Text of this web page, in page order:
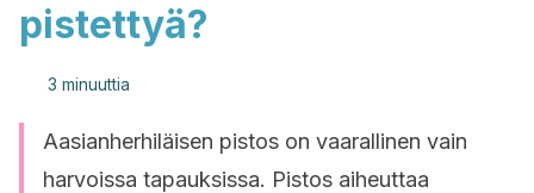
pistettyä?
3 minuuttia
Aasianherhiläisen pistos on vaarallinen vain
harvoissa tapauksissa. Pistos aiheuttaa